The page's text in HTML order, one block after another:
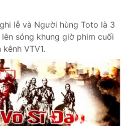
lễ và Người hùng Toto là 3
sóng khung giờ phim cuối
VTV1.